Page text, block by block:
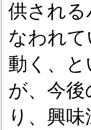
供される
なわれ
動く、
が、今
り、興味